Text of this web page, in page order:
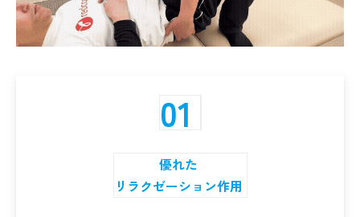
01
優れた
リラクゼーション作用